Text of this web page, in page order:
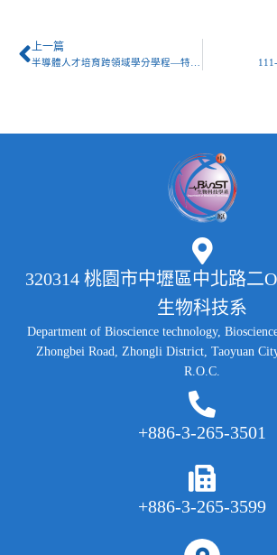
上一篇
半導體人才培育跨領域學分學程—特色課程
320314 桃園市中壢區中北路二
生物科技系
Department of Bioscience technology,
Zhongbei Road, Zhongli District, Taoyuan
R.O.C.
+886-3-265-3501
+886-3-265-3599